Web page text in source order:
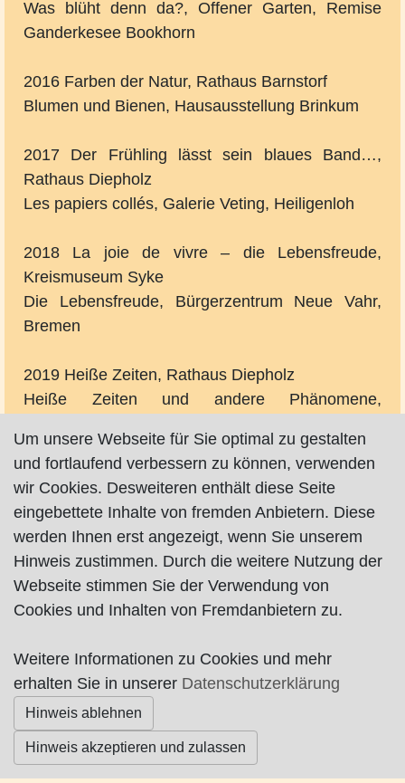
Was blüht denn da?, Offener Garten, Remise
Ganderkesee Bookhorn
2016 Farben der Natur, Rathaus Barnstorf
Blumen und Bienen, Hausausstellung Brinkum
2017 Der Frühling lässt sein blaues Band…,
Rathaus Diepholz
Les papiers collés, Galerie Veting, Heiligenloh
2018 La joie de vivre – die Lebensfreude,
Kreismuseum Syke
Die Lebensfreude, Bürgerzentrum Neue Vahr,
Bremen
2019 Heiße Zeiten, Rathaus Diepholz
Heiße Zeiten und andere Phänomene,
2020 Etwas Altes, etwas Neues, wenig Blaues,
nichts Geliehenes!, Rathaus Stuhr
Nicht jeder Mensch ist ein Künstler. Aber
jeder Künstler ein Mensch.
© Worpswede24 2015-2026
Um unsere Webseite für Sie optimal zu gestalten
und fortlaufend verbessern zu können, verwenden
wir Cookies. Desweiteren enthält diese Seite
eingebettete Inhalte von fremden Anbietern. Diese
werden Ihnen erst angezeigt, wenn Sie unserem
Hinweis zustimmen. Durch die weitere Nutzung der
Webseite stimmen Sie der Verwendung von
Cookies und Inhalten von Fremdanbietern zu.
Weitere Informationen zu Cookies und mehr
erhalten Sie in unserer Datenschutzerklärung
Hinweis ablehnen
Hinweis akzeptieren und zulassen